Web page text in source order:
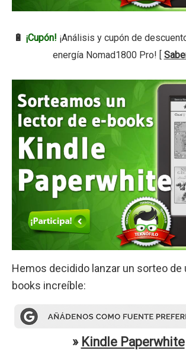
🔋 ¡Cupón! ¡Análisis y cupón de
energía Nomad1800 Pro! [
Hemos decidido lanzar un sorteo de
books increíble:
» Kindle Paperwhite